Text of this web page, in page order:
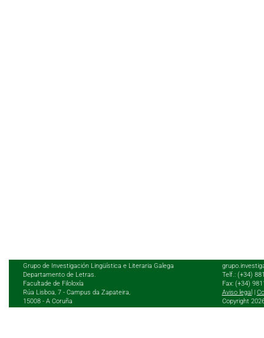
Grupo de Investigación Lingüística e Literaria Galega
Departamento de Letras.
Facultade de Filoloxía
Rúa Lisboa, 7 - Campus da Zapateira,
15008 - A Coruña
Telf.: (+34)
Fax: (+34)
Aviso legal
Copyright